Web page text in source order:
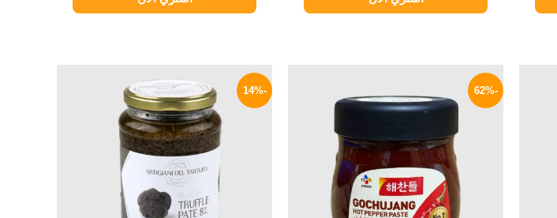
-62%
هو:
450 EGP.
هو:
-14%
الأصلي
هو:
1850 EGP.